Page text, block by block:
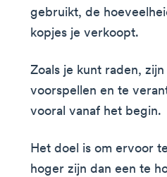
gebruikt, de
kopjes je verkoopt.
Zoals je kunt raden,
voorspellen en te
vooral vanaf het begin.
Het doel is om ervoor
hoger zijn dan een te